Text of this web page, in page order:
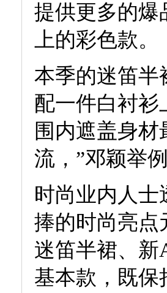
提供更多的爆
上的彩色款。
本季的迷笛半
配一件白衬衫
围内遮盖身
流，”邓颖举
时尚业内人
捧的时尚亮点
迷笛半裙、新
基本款，既保